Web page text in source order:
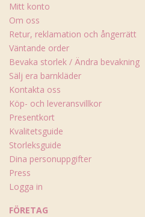
Mitt konto
Om oss
Retur, reklamation och ångerrätt
Väntande order
Bevaka storlek / Ändra bevakning
Sälj era barnkläder
Kontakta oss
Köp- och leveransvillkor
Presentkort
Kvalitetsguide
Storleksguide
Dina personuppgifter
Press
Logga in
FÖRETAG